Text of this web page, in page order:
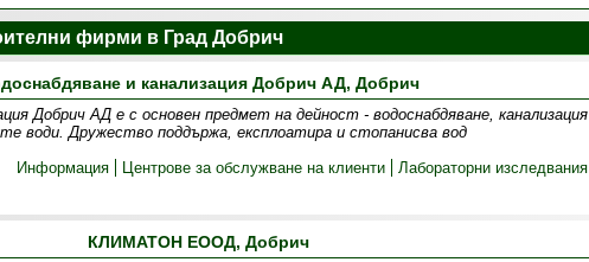
фирми в Град Добрич
и канализация Добрич АД, Добрич
Добрич АД e с основен предмет на дейност - водоснабдяване, канализация
води. Дружество поддържа, експлоатира и стопанисва вод
Информация
Центрове за обслужване на клиенти Лабораторни изследвания
КЛИМАТОН ЕООД, Добрич